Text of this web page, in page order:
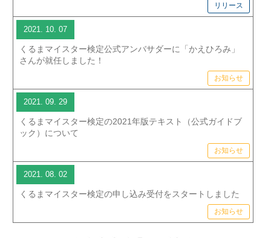
リリース
2021. 10. 07
くるまマイスター検定公式アンバサダーに「かえひろみ」
さんが就任しました！
お知らせ
2021. 09. 29
くるまマイスター検定の2021年版テキスト（公式ガイドブ
ック）について
お知らせ
2021. 08. 02
くるまマイスター検定の申し込み受付をスタートしました
お知らせ